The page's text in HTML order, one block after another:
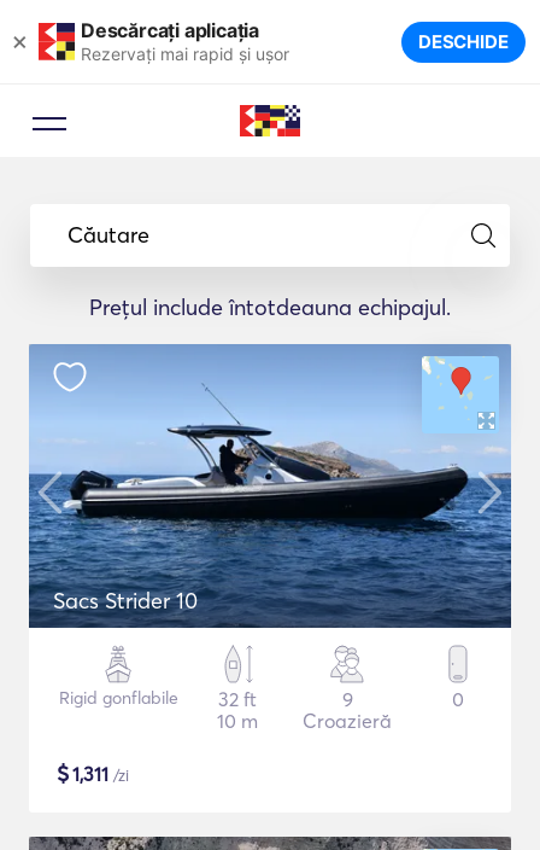
× Descărcați aplicația
Rezervați mai rapid și ușor DESCHIDE
Căutare
Prețul include întotdeauna echipajul.
Sacs Strider 10
Rigid gonflabile
32 ft
10 m
9
Croazieră
0
$1,311 /zi